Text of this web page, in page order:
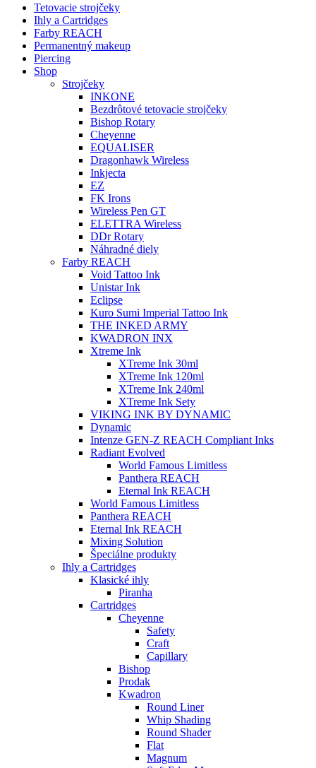
Tetovacie strojčeky
Ihly a Cartridges
Farby REACH
Permanentný makeup
Piercing
Shop
Strojčeky
INKONE
Bezdrôtové tetovacie strojčeky
Bishop Rotary
Cheyenne
EQUALISER
Dragonhawk Wireless
Inkjecta
EZ
FK Irons
Wireless Pen GT
ELETTRA Wireless
DDr Rotary
Náhradné diely
Farby REACH
Void Tattoo Ink
Unistar Ink
Eclipse
Kuro Sumi Imperial Tattoo Ink
THE INKED ARMY
KWADRON INX
Xtreme Ink
XTreme Ink 30ml
XTreme Ink 120ml
XTreme Ink 240ml
XTreme Ink Sety
VIKING INK BY DYNAMIC
Dynamic
Intenze GEN-Z REACH Compliant Inks
Radiant Evolved
World Famous Limitless
Panthera REACH
Eternal Ink REACH
World Famous Limitless
Panthera REACH
Eternal Ink REACH
Mixing Solution
Špeciálne produkty
Ihly a Cartridges
Klasické ihly
Piranha
Cartridges
Cheyenne
Safety
Craft
Capillary
Bishop
Prodak
Kwadron
Round Liner
Whip Shading
Round Shader
Flat
Magnum